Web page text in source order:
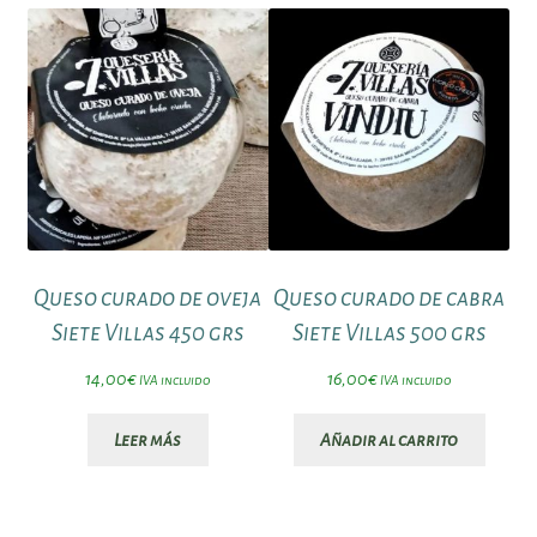
bajo
alto
Queso curado de oveja
Siete Villas 450 grs
14,00€ IVA incluido
Leer más
Queso curado de cabra
Siete Villas 500 grs
16,00€ IVA incluido
Añadir al carrito